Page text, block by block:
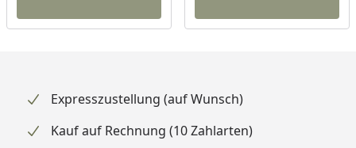
Expresszustellung (auf Wunsch)
Kauf auf Rechnung (10 Zahlarten)